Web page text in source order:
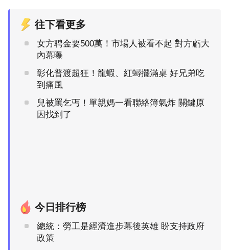
往下看更多
女方聘金要500萬！市場人被看不起 對方虧大
內幕曝
彰化普渡超狂！龍蝦、紅蟳擺滿桌 好兄弟吃
到痛風
兒被罵乞丐！單親媽一看聯絡簿氣炸 關鍵原
因找到了
今日排行榜
總統：勞工是經濟進步幕後英雄 盼支持政府
政策